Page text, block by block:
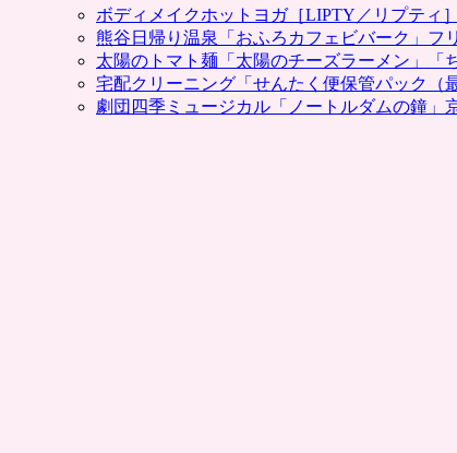
ボディメイクホットヨガ［LIPTY／リプティ
熊谷日帰り温泉「おふろカフェビバーク」フ
太陽のトマト麺「太陽のチーズラーメン」「
宅配クリーニング「せんたく便保管パック（
劇団四季ミュージカル「ノートルダムの鐘」